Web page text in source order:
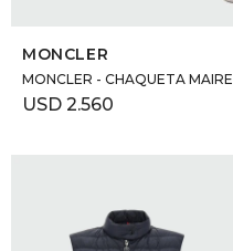
MONCLER
MONCLER - CHAQUETA MAIRE
USD 2.560